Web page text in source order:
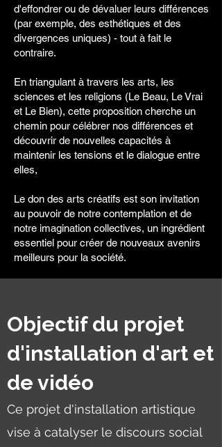
d'effondrer ou de dévaluer leurs différences
(par exemple, des esthétiques et des
divergences uniques) - tout à fait le
contraire.
En triangulant à travers les arts, les
sciences et les religions (Le Beau, Le Vrai
et Le Bien), cette proposition cherche un
chemin pour célébrer nos différences et
découvrir de nouvelles capacités à
maintenir les tensions et le dialogue entre
elles,
Le don des arts créatifs est son invitation
au pouvoir de notre contemplation et de
notre imagination collectives, un ingrédient
essentiel pour créer de nouveaux avenirs
meilleurs pour la société.
Objectif du projet
d'installation d'art et
de vidéo
Ce projet d'installation artistique
vise à catalyser le discours social